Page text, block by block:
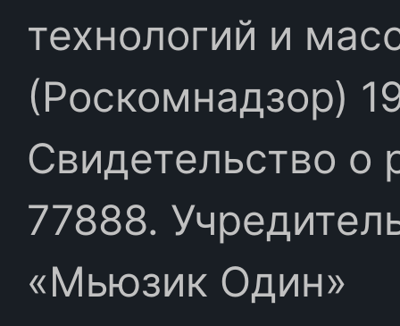
технологий и
(Роскомнадзор)
Свидетельство
77888.
«Мьюзик Один»